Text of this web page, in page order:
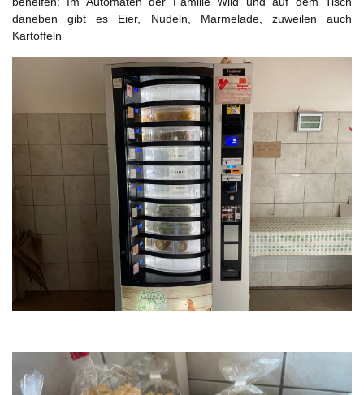
daneben gibt es Eier, Nudeln, Marmelade, zuweilen auch
Kartoffeln